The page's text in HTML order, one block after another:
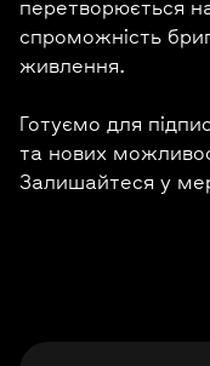
перетворюється
спроможність
живлення.
Готуємо для
та нових
Залишайтеся у